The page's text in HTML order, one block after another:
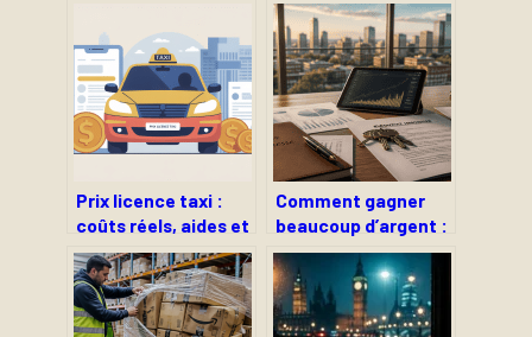
Prix licence taxi :
coûts réels, aides et
stratégies pour bien
acheter
Comment gagner
beaucoup d’argent :
4 leviers de
richesse, risques
réels et stratégies
de long terme